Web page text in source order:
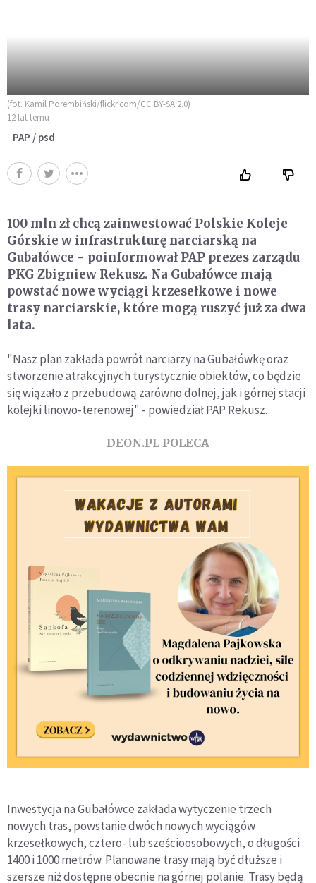
(fot. Kamil Porembiński/flickr.com/CC BY-SA 2.0)
12 lat temu
PAP / psd
100 mln zł chcą zainwestować Polskie Koleje
Górskie w infrastrukturę narciarską na
Gubałówce - poinformował PAP prezes zarządu
PKG Zbigniew Rekusz. Na Gubałówce mają
powstać nowe wyciągi krzesełkowe i nowe
trasy narciarskie, które mogą ruszyć już za dwa
lata.
"Nasz plan zakłada powrót narciarzy na Gubałówkę oraz
stworzenie atrakcyjnych turystycznie obiektów, co będzie
się wiązało z przebudową zarówno dolnej, jak i górnej stacji
kolejki linowo-terenowej" - powiedział PAP Rekusz.
DEON.PL POLECA
Inwestycja na Gubałówce zakłada wytyczenie trzech
nowych tras, powstanie dwóch nowych wyciągów
krzesełkowych, cztero- lub sześcioosobowych, o długości
1400 i 1000 metrów. Planowane trasy mają być dłuższe i
szersze niż dostępne obecnie na górnej polanie. Trasy będą